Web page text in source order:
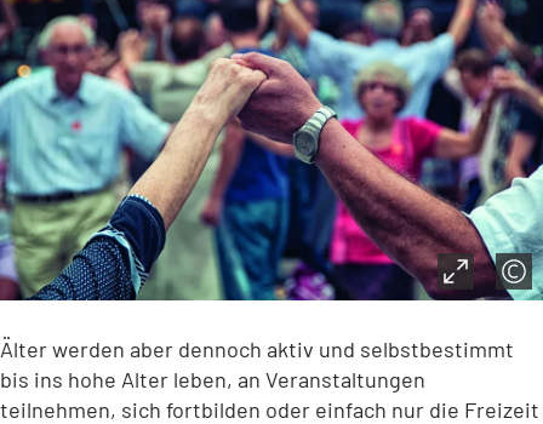
Älter werden aber dennoch aktiv und selbstbestimmt
bis ins hohe Alter leben, an Veranstaltungen
teilnehmen, sich fortbilden oder einfach nur die Freizeit